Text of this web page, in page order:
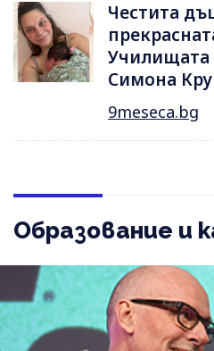
Честита
Училищата
Симона
9meseca.bg
Образование и